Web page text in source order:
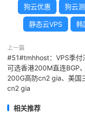
狗云优惠 狗云
静态云VPS 韩
上一篇
#51#tmhhost：VPS季付
可选香港200M直连BGP
200G高防cn2 gia、美国
cn2 gia
相关推荐